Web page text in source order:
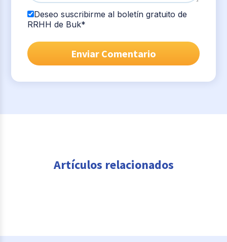
Deseo suscribirme al boletín gratuito de
RRHH de Buk*
Artículos relacionados